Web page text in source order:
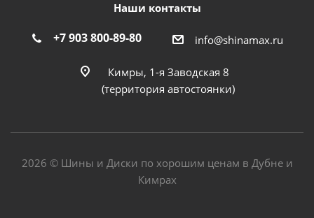
Наши контакты
+7 903 800-89-80 info@shinamax.ru
Кимры, 1-я Заводская 8
(территория автостоянки)
2026 © Шины и Диски по хорошим ценам в Дубне и
Кимрах